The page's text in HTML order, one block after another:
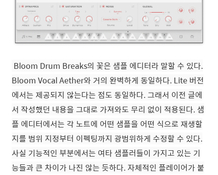
Bloom Drum Breaks의 꽃은 샘플 에디터라 말할 수 있다.
Bloom Vocal Aether와 거의 완벽하게 동일하다. Lite 버전
에서는 제공되지 않는다는 점도 동일하다. 그래서 이전 글에
서 작성했던 내용을 그대로 가져와도 무리 없이 적용된다. 샘
플 에디터에서는 각 노트에 어떤 샘플을 어떤 식으로 재생할
지를 범위 지정부터 이펙팅까지 광범위하게 수정할 수 있다.
사실 기능적인 부분에서는 여타 샘플러들이 가지고 있는 기
능들과 큰 차이가 나진 않는 듯하다. 자체적인 플레이어가 붙